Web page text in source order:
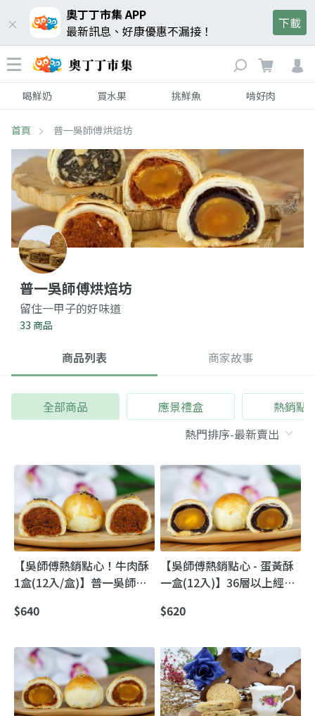
奧丁丁市集 APP
最新訊息、好康優惠不漏接！
下載
喝鮮奶 買水果 挑鮮魚 啃好肉
首頁 普一吳師傅烘焙坊
普一吳師傅烘焙坊
留住一甲子的好味道
33 商品
商品列表 商家故事
全部商品 應景禮盒 熱銷點
【吳師傅熱銷點心！牛肉酥
1盒(12入/盒)】普一吳師傅
藝月餅
$640
【吳師傅熱銷點心 - 蛋黃酥
一盒(12入)】36層以上經典
工現作
$620